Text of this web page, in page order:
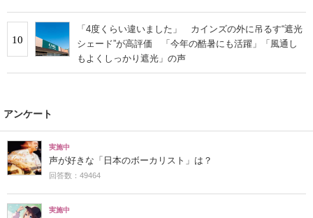
10
「4度くらい違いました」 カインズの外に吊るす“遮光
シェード”が高評価 「今年の酷暑にも活躍」「風通し
もよくしっかり遮光」の声
アンケート
実施中
声が好きな「日本のボーカリスト」は？
回答数：49464
実施中